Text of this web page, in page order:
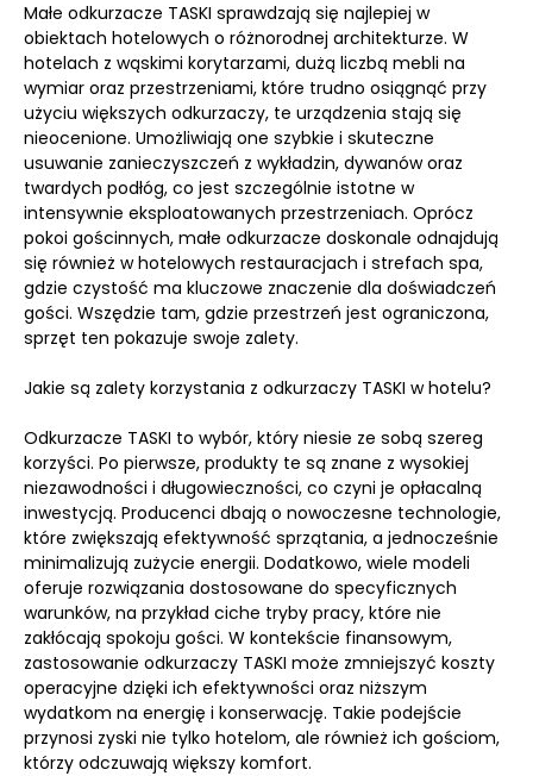
Małe odkurzacze TASKI sprawdzają się najlepiej w
obiektach hotelowych o różnorodnej architekturze. W
hotelach z wąskimi korytarzami, dużą liczbą mebli na
wymiar oraz przestrzeniami, które trudno osiągnąć przy
użyciu większych odkurzaczy, te urządzenia stają się
nieocenione. Umożliwiają one szybkie i skuteczne
usuwanie zanieczyszczeń z wykładzin, dywanów oraz
twardych podłóg, co jest szczególnie istotne w
intensywnie eksploatowanych przestrzeniach. Oprócz
pokoi gościnnych, małe odkurzacze doskonale odnajdują
się również w hotelowych restauracjach i strefach spa,
gdzie czystość ma kluczowe znaczenie dla doświadczeń
gości. Wszędzie tam, gdzie przestrzeń jest ograniczona,
sprzęt ten pokazuje swoje zalety.
Jakie są zalety korzystania z odkurzaczy TASKI w hotelu?
Odkurzacze TASKI to wybór, który niesie ze sobą szereg
korzyści. Po pierwsze, produkty te są znane z wysokiej
niezawodności i długowieczności, co czyni je opłacalną
inwestycją. Producenci dbają o nowoczesne technologie,
które zwiększają efektywność sprzątania, a jednocześnie
minimalizują zużycie energii. Dodatkowo, wiele modeli
oferuje rozwiązania dostosowane do specyficznych
warunków, na przykład ciche tryby pracy, które nie
zakłócają spokoju gości. W kontekście finansowym,
zastosowanie odkurzaczy TASKI może zmniejszyć koszty
operacyjne dzięki ich efektywności oraz niższym
wydatkom na energię i konserwację. Takie podejście
przynosi zyski nie tylko hotelom, ale również ich gościom,
którzy odczuwają większy komfort.